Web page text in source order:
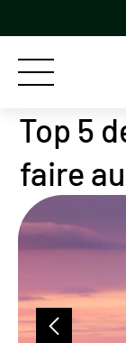
Top 5
faire
Panneau de